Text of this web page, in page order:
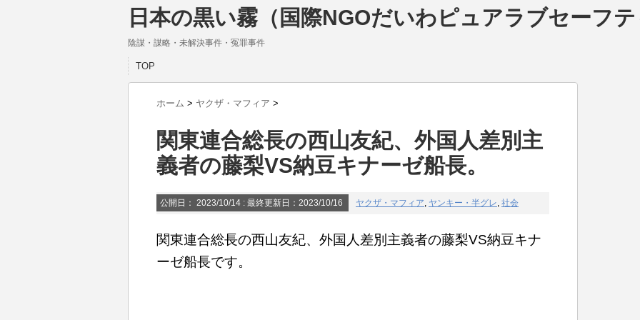
日本の黒い霧（国際NGOだいわピュアラブセーフテ
陰謀・謀略・未解決事件・冤罪事件
TOP
ホーム > ヤクザ・マフィア >
関東連合総長の西山友紀、外国人差別主
義者の藤梨VS納豆キナーゼ船長。
公開日： 2023/10/14 : 最終更新日：2023/10/16 ヤクザ・マフィア, ヤンキー・半グレ, 社会
関東連合総長の西山友紀、外国人差別主義者の藤梨VS納豆キナ
ーゼ船長です。